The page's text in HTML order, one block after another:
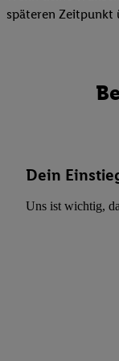
späteren Zeitpunkt
Dein
Uns ist wichtig,